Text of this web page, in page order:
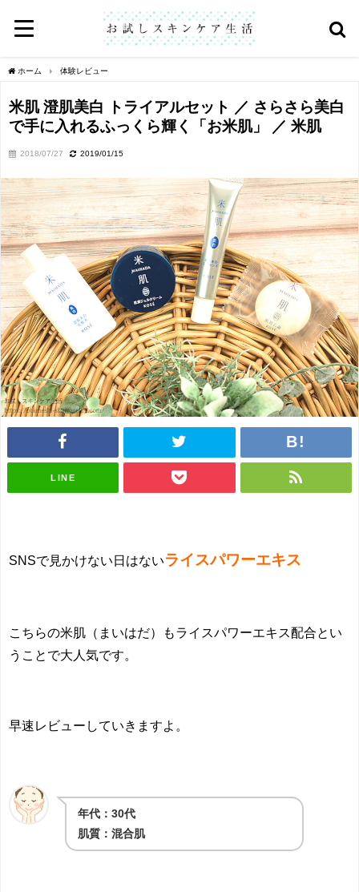
ホーム 体験レビュー
米肌 澄肌美白 トライアルセット ／ さらさら美白
で手に入れるふっくら輝く「お米肌」 ／ 米肌
2018/07/27 2019/01/15
LINE
SNSで見かけない日はないライスパワーエキス
こちらの米肌（まいはだ）もライスパワーエキス配合とい
うことで大人気です。
早速レビューしていきますよ。
年代：30代
肌質：混合肌